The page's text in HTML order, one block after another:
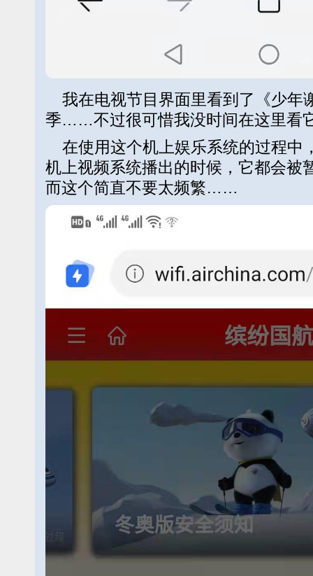
我在电视节目界面里看到了《少年
季……不过很可惜我没时间在这里看
在使用这个机上娱乐系统的过程中
机上视频系统播出的时候，它都会被
而这个简直不要太频繁……